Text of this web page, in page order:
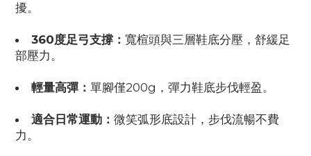
擾。
360度足弓支撐： 寬楦頭與三層鞋底分壓，舒緩足
部壓力。
輕量高彈： 單腳僅200g，彈力鞋底步伐輕盈。
適合日常運動： 微笑弧形底設計，步伐流暢不費
力。